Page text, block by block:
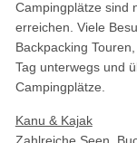
Campingplätze sind
erreichen. Viele
Backpacking
Tag unterwegs und
Campingplätze.
Kanu & Kajak